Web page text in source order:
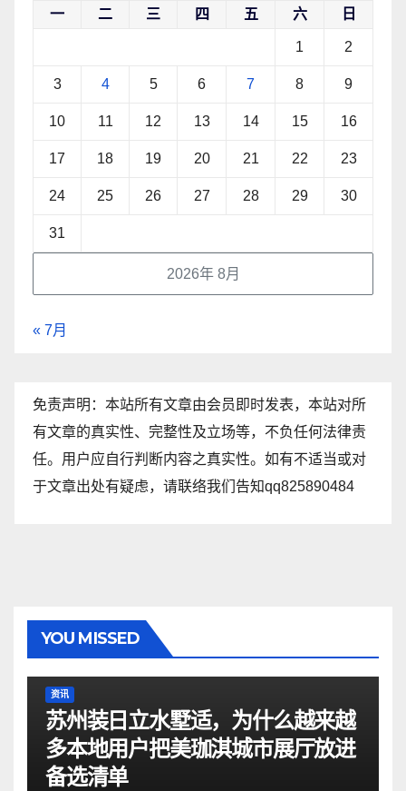
2026年 8月
一 二 三 四 五 六 日
1 2
3 4 5 6 7 8 9
10 11 12 13 14 15 16
17 18 19 20 21 22 23
24 25 26 27 28 29 30
31
« 7月
免责声明：本站所有文章由会员即时发表，本站对所
有文章的真实性、完整性及立场等，不负任何法律责
任。用户应自行判断内容之真实性。如有不适当或对
于文章出处有疑虑，请联络我们告知qq825890484
YOU MISSED
资讯
苏州装日立水墅适，为什么越来越
多本地用户把美珈淇城市展厅放进
备选清单